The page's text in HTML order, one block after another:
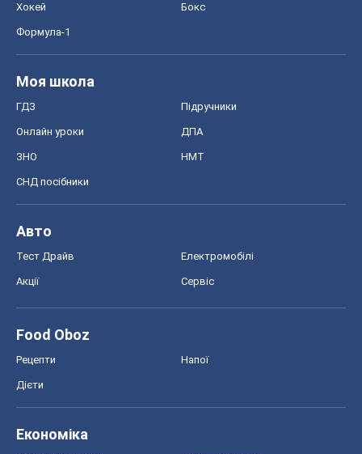
Хокей Бокс
Формула-1
Моя школа
ГДЗ Підручники
Онлайн уроки ДПА
ЗНО НМТ
СНД посібники
Авто
Тест Драйв Електромобілі
Акції Сервіс
Food Oboz
Рецепти Напої
Дієти
Економіка